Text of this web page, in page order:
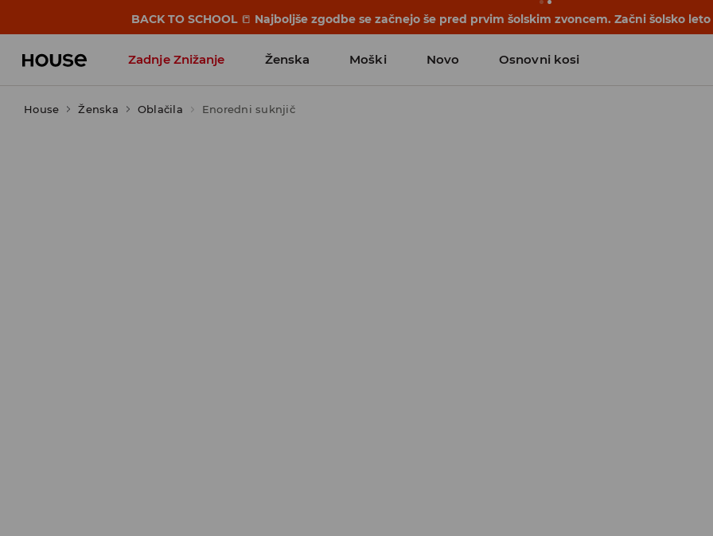
BACK TO SCHOOL 📒 Najboljše zgodbe se začnejo še pred prvim šolskim zvoncem. Začni šolsko
Zadnje Znižanje Ženska Moški Novo Osnovni kosi
Favoriti vplivnežev
House Ženska Oblačila Enoredni suknjič